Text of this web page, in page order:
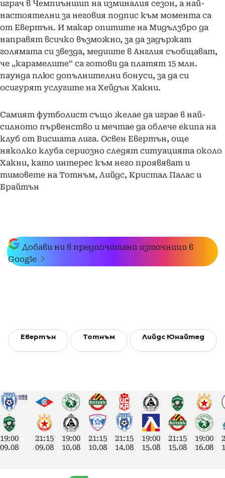
играч в Чемпиъншип на изминалия сезон, а най-
настоятелни за неговия подпис към момента са
от Евертън. И макар опитите на Мидълзбро да
направят всичко възможно, за да задържат
голямата си звезда, медиите в Англия съобщават,
че „карамелите“ са готови да платят 15 млн.
паунда плюс допълнителни бонуси, за да си
осигурят услугите на Хейдън Хакни.
Самият футболист също желае да играе в най-
силното първенство и мечтае да облече екипа на
клуб от Висшата лига. Освен Евертън, още
няколко клуба сериозно следят ситуацията около
Хакни, като интерес към него проявяват и
тимовете на Тотнъм, Лийдс, Кристал Палас и
Брайтън
Добави ни в предпочитани източници в
Google
Евертън Тотнъм Лийдс Юнайтед
19:00
09.08
21:15
09.08
19:00
10.08
21:15
10.08
21:15
14.08
19:00
15.08
21:15
15.08
19:00
16.08